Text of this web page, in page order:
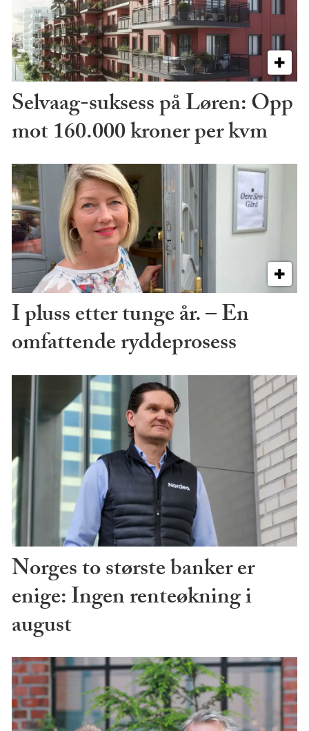
Selvaag-suksess på Løren: Opp
mot 160.000 kroner per kvm
I pluss etter tunge år. – En
omfattende ryddeprosess
Norges to største banker er
enige: Ingen renteøkning i
august